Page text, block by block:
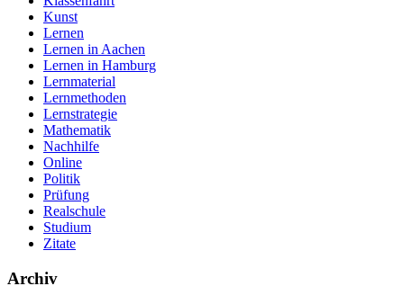
Kunst
Lernen
Lernen in Aachen
Lernen in Hamburg
Lernmaterial
Lernmethoden
Lernstrategie
Mathematik
Nachhilfe
Online
Politik
Prüfung
Realschule
Studium
Zitate
Archiv